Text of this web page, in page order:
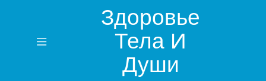
Здоровье
Тела И
Души